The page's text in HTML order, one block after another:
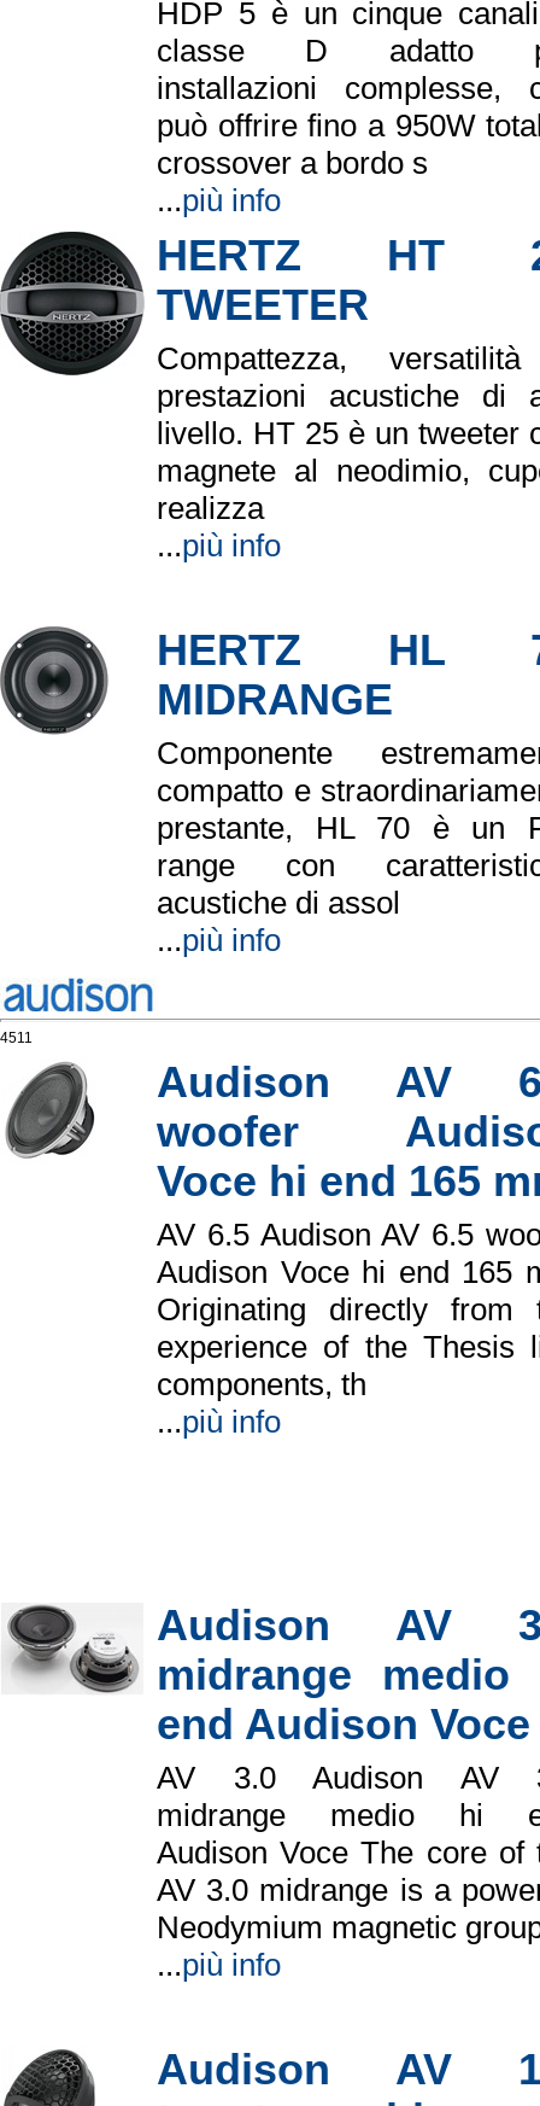
HDP 5 è un cinque
classe D adatto
installazioni complesse,
può offrire fino a 950W
crossover a bordo s
...più info
HERTZ HT
TWEETER
Compattezza,
prestazioni acustiche di
livello. HT 25 è un tweeter
magnete al neodimio,
realizza
...più info
HERTZ HL
MIDRANGE
Componente
compatto e
prestante, HL 70 è un
range con
acustiche di assol
...più info
4511
Audison AV
woofer
Voce hi end 165
AV 6.5 Audison AV 6.5
Audison Voce hi end 165
Originating directly from
experience of the Thesis
components, th
...più info
Audison AV
midrange medio
end Audison Voce
AV 3.0 Audison AV
midrange medio hi
Audison Voce The core of
AV 3.0 midrange is a
Neodymium magnetic
...più info
Audison AV